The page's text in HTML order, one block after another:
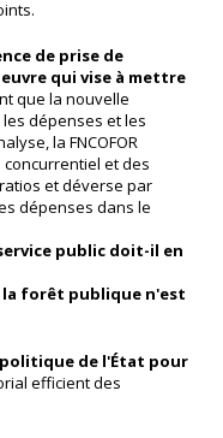
de prise de
qui vise à mettre
que la nouvelle
dépenses et les
la FNCOFOR
et des
et déverse par
dépenses dans le
public doit-il en
la forêt publique n'est
de l'État pour
efficient des